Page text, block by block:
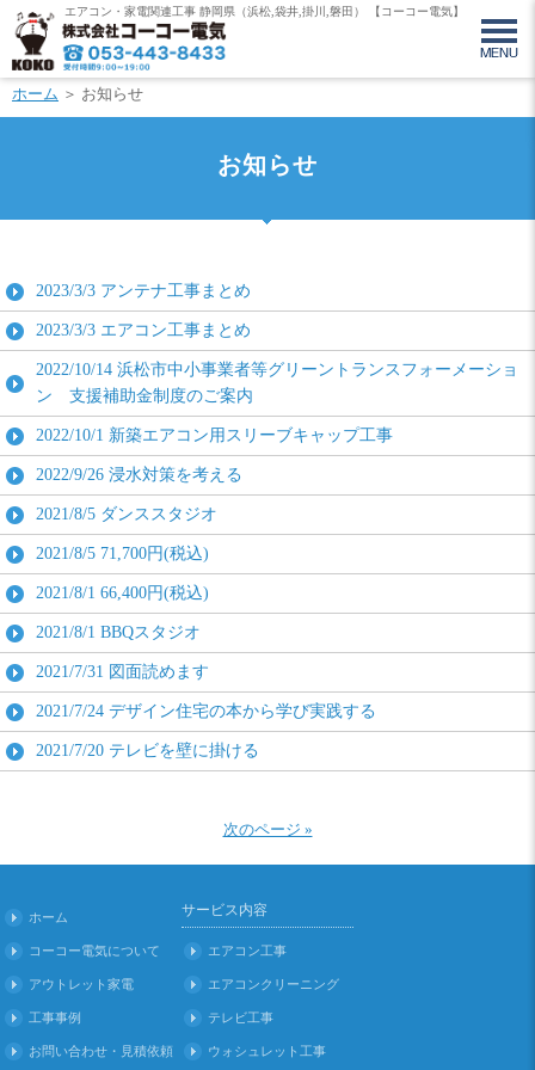
エアコン・家電関連工事 静岡県（浜松,袋井,掛川,磐田） 【コーコー電気】
ホーム ＞ お知らせ
お知らせ
2023/3/3 アンテナ工事まとめ
2023/3/3 エアコン工事まとめ
2022/10/14 浜松市中小事業者等グリーントランスフォーメーショ
ン 支援補助金制度のご案内
2022/10/1 新築エアコン用スリーブキャップ工事
2022/9/26 浸水対策を考える
2021/8/5 ダンススタジオ
2021/8/5 71,700円(税込)
2021/8/1 66,400円(税込)
2021/8/1 BBQスタジオ
2021/7/31 図面読めます
2021/7/24 デザイン住宅の本から学び実践する
2021/7/20 テレビを壁に掛ける
次のページ »
ホーム
コーコー電気について
アウトレット家電
工事事例
お問い合わせ・見積依頼
サービス内容
エアコン工事
エアコンクリーニング
テレビ工事
ウォシュレット工事